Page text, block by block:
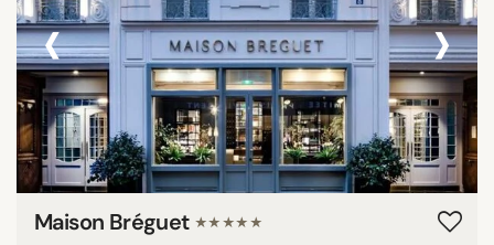
‹ ›
Maison Bréguet ★★★★★